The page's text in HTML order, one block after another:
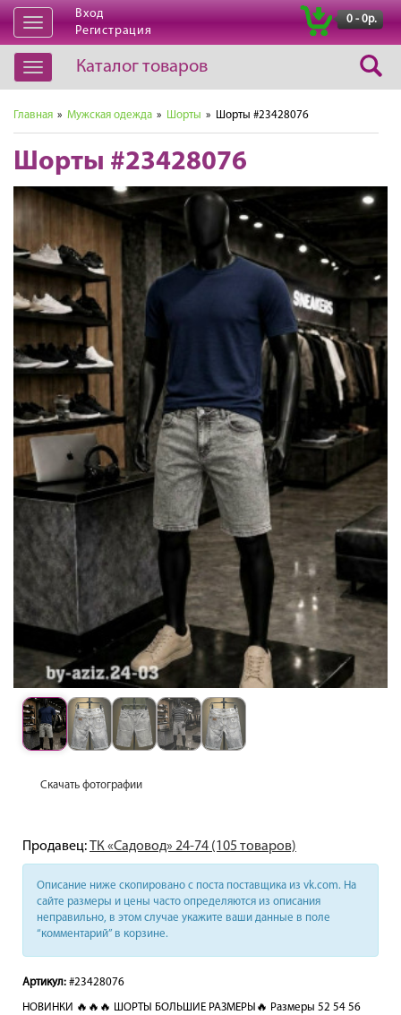
Открыть
навигацию
Вход
Регистрация
0 - 0р.
Открыть
навигацию
Каталог товаров
Главная » Мужская одежда » Шорты » Шорты #23428076
Шорты #23428076
Скачать фотографии
Продавец:ТК «Садовод» 24-74 (105 товаров)
Описание ниже скопировано с поста поставщика из vk.com. На
сайте размеры и цены часто определяются из описания
неправильно, в этом случае укажите ваши данные в поле
“комментарий” в корзине.
Артикул: #23428076
НОВИНКИ 🔥🔥🔥 ШОРТЫ БОЛЬШИЕ РАЗМЕРЫ🔥 Размеры 52 54 56